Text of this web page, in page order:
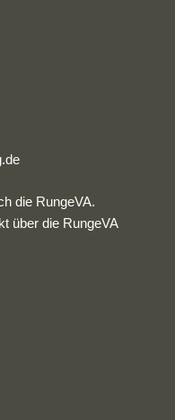
die RungeVA.
über die RungeVA